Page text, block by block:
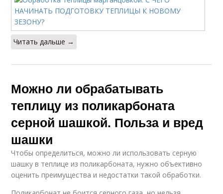
Читать дальше →
Можно ли обрабатывать
теплицу из поликарбоната
серной шашкой. Польза и вред
шашки
Чтобы определиться, можно ли использовать серную
шашку в теплице из поликарбоната, нужно объективно
оценить преимущества и недостатки такой обработки.